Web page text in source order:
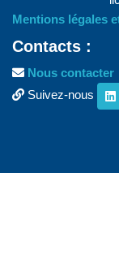
Mentions légales
Contacts :
Nous contacter
Suivez-nous